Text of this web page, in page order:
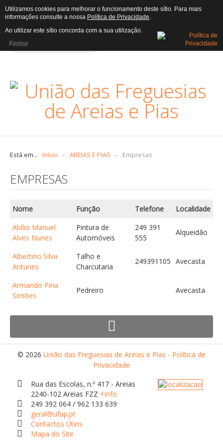
AUTARQUIA
Assembleia
Assembleia
Executivo
Executivo
Freguesia
Heráldica
História
Trabalhadores
Orçamentos / PPI / PPA
Prestação de Contas
Eventos
ZêzereTV
A Minha Rua
Abastecimento de Água
Roturas e Leituras
Qualidade da Água
Está em... Início - AREIAS E PIAS - Empresas
EMPRESAS
Nome Função Telefone
Localidade
Abílio Manuel
Alves Nunes
Pintura de
Automóveis
249 391
555
Alqueidão
Albertino Silva
Antunes
Talho e
Charcutaria
249391105 Avecasta
Armando Pina
Simões
Pedreiro Avecasta
© 2026 União das Freguesias de Areias e Pias - Política de
Privacidade
Rua das Escolas, n.º 417 - Areias
2240-102 Areias FZZ +info
249 392 064 / 962 133 639
geral@ufap.pt
Contactos Úteis
Mapa do Site
Utilizamos cookies para melhorar o funcionamento deste sítio. Para mais
informações consulte a nossa Política de Privacidade.
Ao utilizar este sítio concorda com a sua utilização.
Fechar